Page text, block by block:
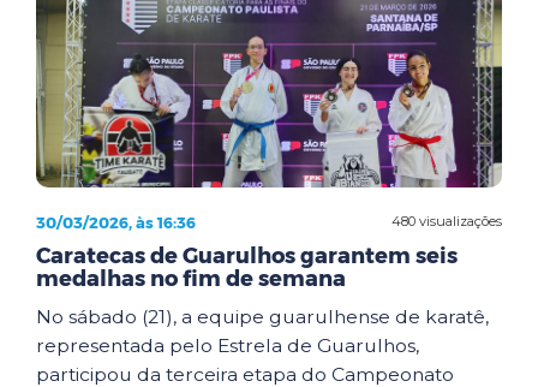
480 visualizações
30/03/2026, às 16:36
Caratecas de Guarulhos garantem seis
medalhas no fim de semana
No sábado (21), a equipe guarulhense de karatê,
representada pelo Estrela de Guarulhos,
participou da terceira etapa do Campeonato